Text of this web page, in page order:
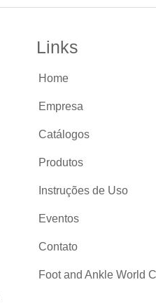
Links
Home
Empresa
Catálogos
Produtos
Instruções de Uso
Eventos
Contato
Foot and Ankle World